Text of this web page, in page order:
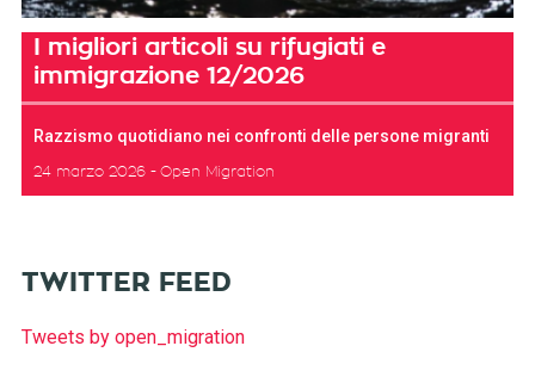
I migliori articoli su rifugiati e
immigrazione 12/2026
Razzismo quotidiano nei confronti delle persone migranti
24 marzo 2026 Open Migration
TWITTER FEED
Tweets by open_migration